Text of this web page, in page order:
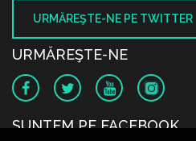
URMĂREŞTE-NE PE TWITTER
URMĂREŞTE-NE
SUNTEM PE FACEBOOK